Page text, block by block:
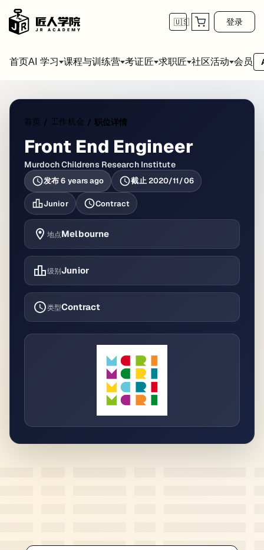
🇺🇸 登录
首页AI 学习 课程与训练营 考证匠 求职匠 社区活动 会员
首页 / 工作机会 / 职位详情
Front End Engineer
Murdoch Childrens Research Institute
发布6 years ago 截止2020/11/06
Junior Contract
地点Melbourne
级别Junior
类型Contract